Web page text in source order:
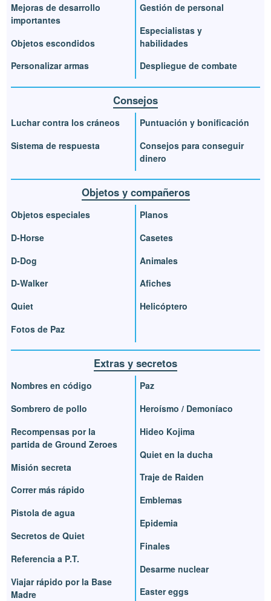
Mejoras de desarrollo
importantes
Objetos escondidos
Personalizar armas
Gestión de personal
Especialistas y
habilidades
Despliegue de combate
Consejos
Luchar contra los cráneos
Sistema de respuesta
Puntuación y bonificación
Consejos para conseguir
dinero
Objetos y compañeros
Objetos especiales
D-Horse
D-Dog
D-Walker
Quiet
Fotos de Paz
Planos
Casetes
Animales
Afiches
Helicóptero
Extras y secretos
Nombres en código
Sombrero de pollo
Recompensas por la
partida de Ground Zeroes
Misión secreta
Correr más rápido
Pistola de agua
Secretos de Quiet
Referencia a P.T.
Viajar rápido por la Base
Madre
Paz
Heroísmo / Demoníaco
Hideo Kojima
Quiet en la ducha
Traje de Raiden
Emblemas
Epidemia
Finales
Desarme nuclear
Easter eggs